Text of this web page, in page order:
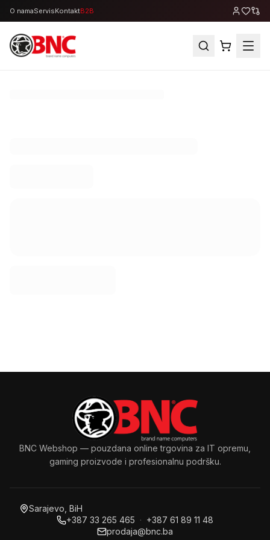
O namaServisKontaktB2B
BNC Webshop — pouzdana online trgovina za IT opremu,
gaming proizvode i profesionalnu podršku.
Sarajevo, BiH
+387 33 265 465 · +387 61 89 11 48
prodaja@bnc.ba